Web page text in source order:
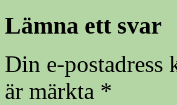
Lämna ett svar
Din e-postadress
är märkta *